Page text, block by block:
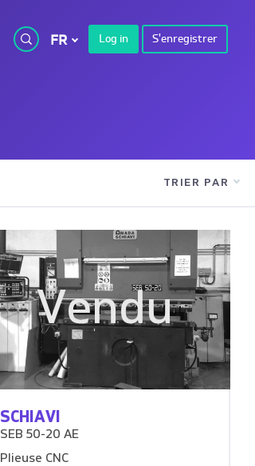
FR Log in S'enregistrer
TRIER PAR
Vendu
SCHIAVI
SEB 50-20 AE
Plieuse CNC